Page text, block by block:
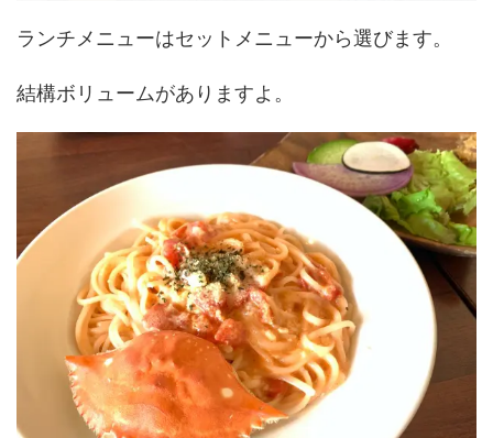
ランチメニューはセットメニューから選びます。
結構ボリュームがありますよ。